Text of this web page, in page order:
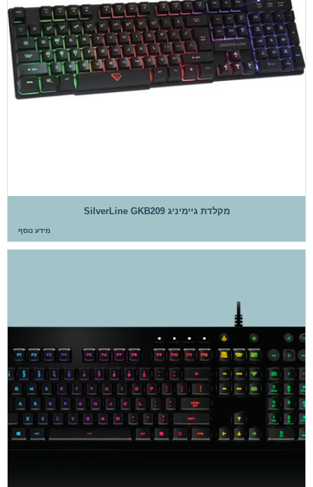
‏מקלדת גיימיניג SilverLine GKB209
מידע נוסף